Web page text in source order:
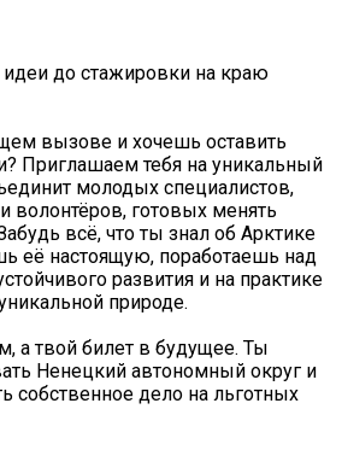
идеи до стажировки на краю
вызове и хочешь оставить
Приглашаем тебя на уникальный
молодых специалистов,
волонтёров, готовых менять
всё, что ты знал об Арктике
её настоящую, поработаешь над
развития и на практике
природе.
а твой билет в будущее. Ты
Ненецкий автономный округ и
собственное дело на льготных